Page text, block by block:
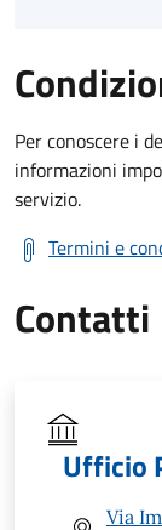
Per conoscere i
informazioni
servizio.
Termini e
Contatti
Ufficio
Via